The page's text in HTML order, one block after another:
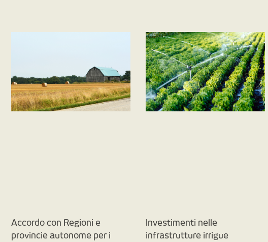
Accordo con Regioni e
provincie autonome per i
Investimenti nelle
infrastrutture irrigue